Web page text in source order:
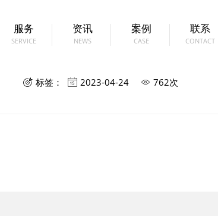
服务
SERVICE
资讯
NEWS
案例
CASE
联系
CONTACT
青州正成环保
 标签：  2023-04-24  762次